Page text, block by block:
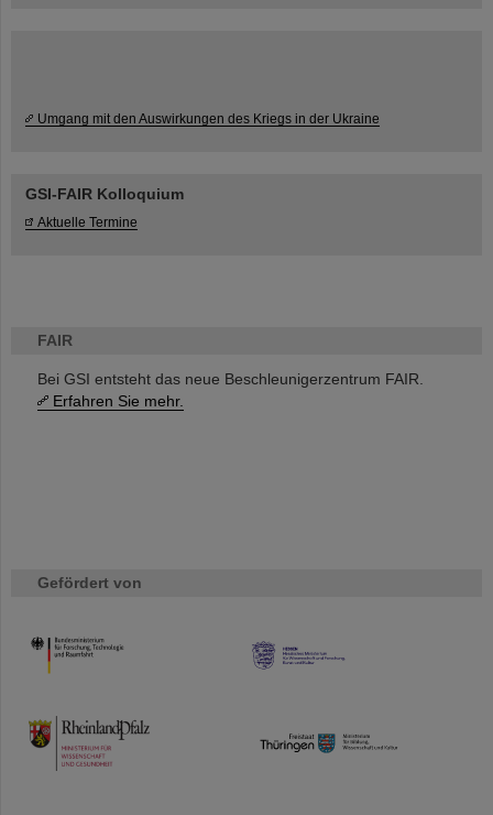
FAIR
Bei GSI entsteht das neue Beschleunigerzentrum FAIR.
Erfahren Sie mehr.
Gefördert von
HMWK
TMWWDG
Umgang mit den Auswirkungen des Kriegs in der Ukraine
GSI-FAIR Kolloquium
Aktuelle Termine